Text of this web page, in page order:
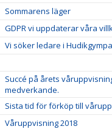
Sommarens läger
GDPR vi uppdaterar våra
Vi söker ledare i
Succé på årets
medverkande.
Sista tid för förköp till
Våruppvisning 2018